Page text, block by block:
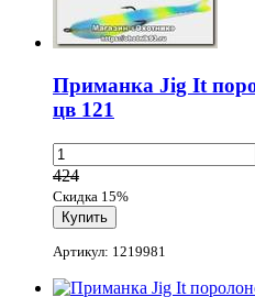
Приманка Jig It
цв 121
424
Скидка 15%
Артикул: 1219981